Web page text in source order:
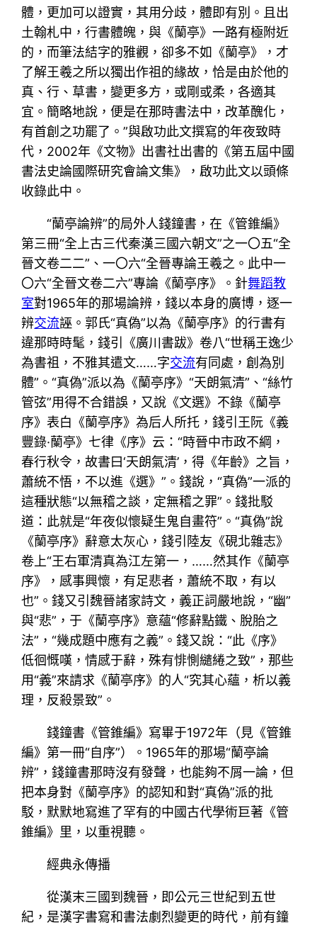
體，更加可以證實，其用分歧，體即有別。且出
土翰札中，行書體魄，與《蘭亭》一路有極附近
的，而筆法結字的雅觀，卻多不如《蘭亭》，才
了解王羲之所以獨出作祖的緣故，恰是由於他的
真、行、草書，變更多方，或剛或柔，各適其
宜。簡略地說，便是在那時書法中，改革醜化，
有首創之功罷了。”與啟功此文撰寫的年夜致時
代，2002年《文物》出書社出書的《第五屆中國
書法史論國際研究會論文集》，啟功此文以頭條
收錄此中。
“蘭亭論辨”的局外人錢鐘書，在《管錐編》
第三冊“全上古三代秦漢三國六朝文”之一〇五“全
晉文卷二二”、一〇六“全晉專論王羲之。此中一
〇六“全晉文卷二六”專論《蘭亭序》。針舞蹈教
室對1965年的那場論辨，錢以本身的廣博，逐一
辨交流誣。郭氏“真偽”以為《蘭亭序》的行書有
違那時時髦，錢引《廣川書跋》卷八“世稱王逸少
為書祖，不雅其遣文……字交流有同處，創為別
體”。“真偽”派以為《蘭亭序》“天朗氣清”、“絲竹
管弦”用得不合錯誤，又說《文選》不錄《蘭亭
序》表白《蘭亭序》為后人所托，錢引王阮《義
豐錄·蘭亭》七律《序》云：“時晉中市政不綱，
春行秋令，故書曰‘天朗氣清’，得《年齡》之旨，
蕭統不悟，不以進《選》”。錢說，“真偽”一派的
這種狀態“以無稽之談，定無稽之罪”。錢批駁
道：此就是“年夜似懷疑生鬼自畫符”。“真偽”說
《蘭亭序》辭意太灰心，錢引陸友《硯北雜志》
卷上“王右軍清真為江左第一，……然其作《蘭亭
序》，感事興懷，有足悲者，蕭統不取，有以
也”。錢又引魏晉諸家詩文，義正詞嚴地說，“幽”
與“悲”，于《蘭亭序》意蘊“修辭點鐵、脫胎之
法”，“幾成題中應有之義”。錢又說：“此《序》
低徊慨嘆，情感于辭，殊有悱惻繾綣之致”，那些
用“義”來請求《蘭亭序》的人“究其心蘊，析以義
理，反殺景致”。
錢鐘書《管錐編》寫畢于1972年（見《管錐
編》第一冊“自序”）。1965年的那場“蘭亭論
辨”，錢鐘書那時沒有發聲，也能夠不屑一論，但
把本身對《蘭亭序》的認知和對“真偽”派的批
駁，默默地寫進了罕有的中國古代學術巨著《管
錐編》里，以重視聽。
經典永傳播
從漢末三國到魏晉，即公元三世紀到五世
紀，是漢字書寫和書法劇烈變更的時代，前有鐘